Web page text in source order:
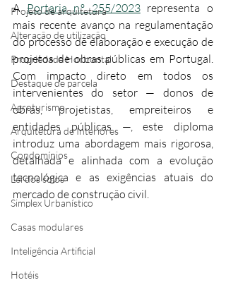
Projeto de arquitetura
Alteração de utilização
Propriedade Horizontal
Destaque de parcela
Agroturismo
Arquitetura de Interiores
Condomínios
Lei dos solos
Simplex Urbanístico
Casas modulares
Inteligência Artificial
Hotéis
A Portaria n.º 255/2023 representa o
mais recente avanço na regulamentação
do processo de elaboração e execução de
projetos de obras públicas em Portugal.
Com impacto direto em todos os
intervenientes do setor — donos de
obras, projetistas, empreiteiros e
entidades públicas —, este diploma
introduz uma abordagem mais rigorosa,
detalhada e alinhada com a evolução
tecnológica e as exigências atuais do
mercado de construção civil.